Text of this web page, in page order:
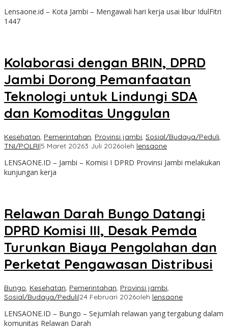
Lensaone.id – Kota Jambi – Mengawali hari kerja usai libur IdulFitri
1447
Kolaborasi dengan BRIN, DPRD
Jambi Dorong Pemanfaatan
Teknologi untuk Lindungi SDA
dan Komoditas Unggulan
Kesehatan, Pemerintahan, Provinsi jambi, Sosial/Budaya/Peduli,
TNI/POLRI|5 Maret 20263 Juli 2026oleh lensaone
LENSAONE.ID – Jambi – Komisi I DPRD Provinsi Jambi melakukan
kunjungan kerja
Relawan Darah Bungo Datangi
DPRD Komisi III, Desak Pemda
Turunkan Biaya Pengolahan dan
Perketat Pengawasan Distribusi
Bungo, Kesehatan, Pemerintahan, Provinsi jambi,
Sosial/Budaya/Peduli|24 Februari 2026oleh lensaone
LENSAONE.ID – Bungo – Sejumlah relawan yang tergabung dalam
komunitas Relawan Darah